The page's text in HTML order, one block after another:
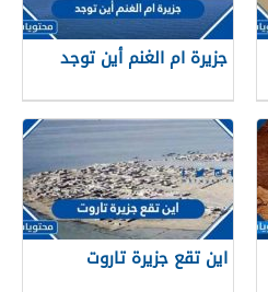
جزيرة ام الغنم أين توجد
اين تقع جزيرة تاروت